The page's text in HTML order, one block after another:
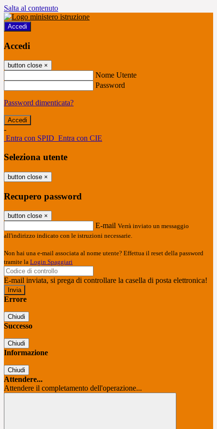
Salta al contenuto
Accedi
Accedi
button close ×
Nome Utente
Password
Password dimenticata?
-
Entra con SPID Entra con CIE
Seleziona utente
button close ×
Recupero password
button close ×
E-mail Verrà inviato un messaggio
all'indirizzo indicato con le istruzioni necessarie.
Non hai una e-mail associata al nome utente? Effettua il reset della password
tramite la Login Spaggiari
E-mail inviata, si prega di controllare la casella di posta elettronica!
Errore
Chiudi
Successo
Chiudi
Informazione
Chiudi
Attendere...
Attendere il completamento dell'operazione...